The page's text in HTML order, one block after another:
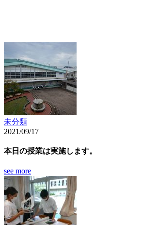
未分類
2021/09/17
本日の授業は実施します。
see more